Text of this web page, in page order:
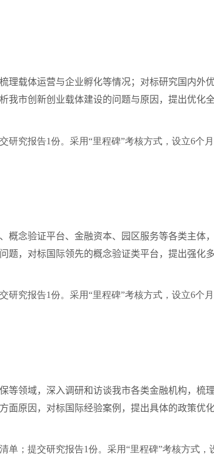
载体运营与企业孵化等情况；对标研究国内外
市创新创业载体建设的问题与原因，提出优化
研究报告1份。采用“里程碑”考核方式，设立6个
念验证平台、金融资本、园区服务等各类主体
，对标国际领先的概念验证类平台，提出强化
研究报告1份。采用“里程碑”考核方式，设立6个
领域，深入调研和访谈我市各类金融机构，梳
原因，对标国际经验案例，提出具体的政策优
单；提交研究报告1份。采用“里程碑”考核方式，